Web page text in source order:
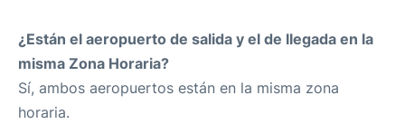
¿Están el aeropuerto de salida y el de llegada en la
misma Zona Horaria?
Sí, ambos aeropuertos están en la misma zona
horaria.